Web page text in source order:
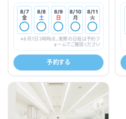
8/7
金
◯
8/8
土
◯
8/9
日
◯
8/10
月
◯
8/11
火
◯
※8月7日3時時点。実際の日程は予約フ
ォームでご確認ください
予約する